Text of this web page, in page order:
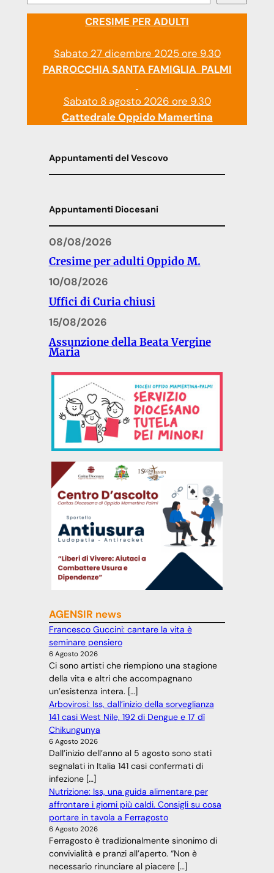
CRESIME PER ADULTI
Sabato 27 dicembre 2025 ore 9.30
PARROCCHIA SANTA FAMIGLIA PALMI
Sabato 8 agosto 2026 ore 9.30
Cattedrale Oppido Mamertina
Appuntamenti del Vescovo
Appuntamenti Diocesani
08/08/2026
Cresime per adulti Oppido M.
10/08/2026
Uffici di Curia chiusi
15/08/2026
Assunzione della Beata Vergine
Maria
AGENSIR news
Francesco Guccini: cantare la vita è
seminare pensiero
6 Agosto 2026
Ci sono artisti che riempiono una stagione
della vita e altri che accompagnano
un’esistenza intera. […]
Arbovirosi: Iss, dall’inizio della sorveglianza
141 casi West Nile, 192 di Dengue e 17 dì
Chikungunya
6 Agosto 2026
Dall’inizio dell’anno al 5 agosto sono stati
segnalati in Italia 141 casi confermati di
infezione […]
Nutrizione: Iss, una guida alimentare per
affrontare i giorni più caldi. Consigli su cosa
portare in tavola a Ferragosto
6 Agosto 2026
Ferragosto è tradizionalmente sinonimo di
convivialità e pranzi all’aperto. “Non è
necessario rinunciare al piacere […]